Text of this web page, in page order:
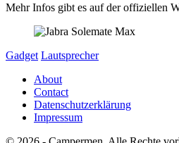
Mehr Infos gibt es auf der offiziellen
Gadget Lautsprecher
About
Contact
Datenschutzerklärung
Impressum